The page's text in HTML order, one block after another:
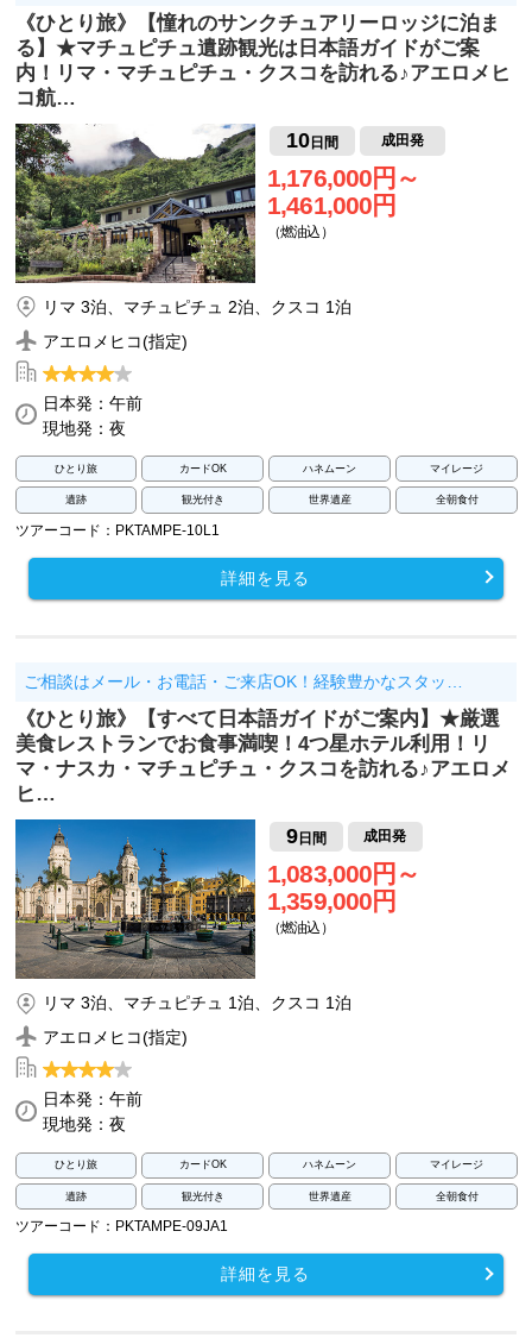
《ひとり旅》【憧れのサンクチュアリーロッジに泊ま
る】★マチュピチュ遺跡観光は日本語ガイドがご案
内！リマ・マチュピチュ・クスコを訪れる♪アエロメヒ
コ航…
10日間 成田発
1,176,000円～
1,461,000円
（燃油込）
リマ 3泊、マチュピチュ 2泊、クスコ 1泊
アエロメヒコ(指定)
日本発：午前
現地発：夜
ひとり旅 カードOK ハネムーン マイレージ
遺跡 観光付き 世界遺産 全朝食付
ツアーコード：PKTAMPE-10L1
詳細を見る
ご相談はメール・お電話・ご来店OK！経験豊かなスタッ…
《ひとり旅》【すべて日本語ガイドがご案内】★厳選
美食レストランでお食事満喫！4つ星ホテル利用！リ
マ・ナスカ・マチュピチュ・クスコを訪れる♪アエロメ
ヒ…
9日間 成田発
1,083,000円～
1,359,000円
（燃油込）
リマ 3泊、マチュピチュ 1泊、クスコ 1泊
アエロメヒコ(指定)
日本発：午前
現地発：夜
ひとり旅 カードOK ハネムーン マイレージ
遺跡 観光付き 世界遺産 全朝食付
ツアーコード：PKTAMPE-09JA1
詳細を見る